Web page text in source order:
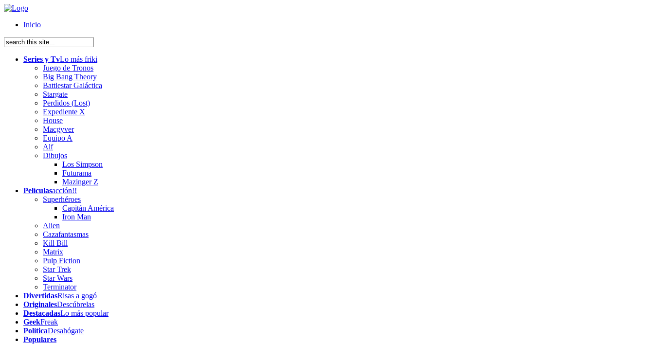
Inicio
Series y TvLo más friki
Juego de Tronos
Big Bang Theory
Battlestar Galáctica
Stargate
Perdidos (Lost)
Expediente X
House
Macgyver
Equipo A
Alf
Dibujos
Los Simpson
Futurama
Mazinger Z
Películasacción!!
Superhéroes
Capitán América
Iron Man
Alien
Cazafantasmas
Kill Bill
Matrix
Pulp Fiction
Star Trek
Star Wars
Terminator
DivertidasRisas a gogó
OriginalesDescúbrelas
DestacadasLo más popular
GeekFreak
PolíticaDesahógate
Populares